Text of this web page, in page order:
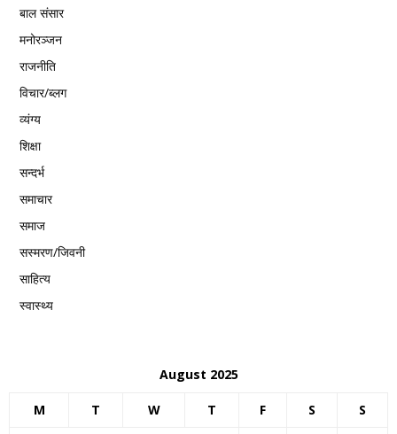
बाल संसार
मनोरञ्जन
राजनीति
विचार/ब्लग
व्यंग्य
शिक्षा
सन्दर्भ
समाचार
समाज
सस्मरण/जिवनी
साहित्य
स्वास्थ्य
August 2025
M T W T F S S